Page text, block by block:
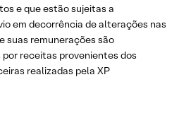
e que estão sujeitas a
em decorrência de alterações nas
suas remunerações são
receitas provenientes dos
realizadas pela XP